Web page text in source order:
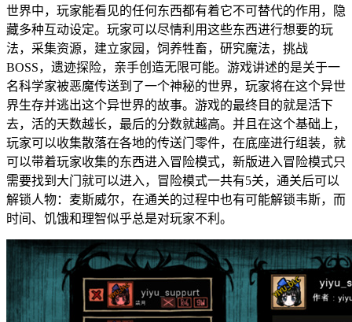
世界中，玩家能看见的任何东西都有着它不可替代的作用，隐
藏多种互动设定。玩家可以尽情利用这些东西进行想要的玩
法，采集资源，建立家园，饲养牲畜，研究魔法，挑战
BOSS，遗迹探险，亲手创造无限可能。游戏讲述的是关于一
名科学家被恶魔传送到了一个神秘的世界，玩家将在这个异世
界生存并逃出这个异世界的故事。游戏的最终目的就是活下
去，活的天数越长，最后的分数就越高。并且在这个基础上，
玩家可以收集散落在各地的传送门零件，在底座进行组装，就
可以带着玩家收集的东西进入冒险模式，新版进入冒险模式只
需要找到大门就可以进入，冒险模式一共有5关，通关后可以
解锁人物：麦斯威尔，在通关的过程中也有可能解锁韦斯，而
时间、饥饿和理智似乎总是对玩家不利。